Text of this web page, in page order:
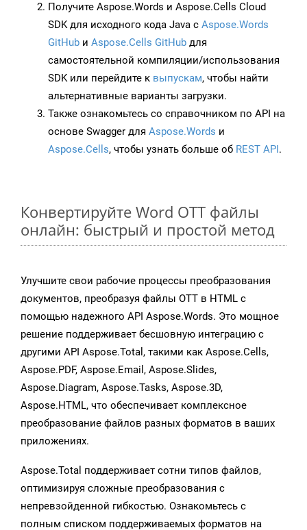
Получите Aspose.Words и Aspose.Cells Cloud
SDK для исходного кода Java с Aspose.Words
GitHub и Aspose.Cells GitHub для
самостоятельной компиляции/использования
SDK или перейдите к выпускам, чтобы найти
альтернативные варианты загрузки.
Также ознакомьтесь со справочником по API на
основе Swagger для Aspose.Words и
Aspose.Cells, чтобы узнать больше об REST API.
Конвертируйте Word OTT файлы
онлайн: быстрый и простой метод
Улучшите свои рабочие процессы преобразования
документов, преобразуя файлы OTT в HTML с
помощью надежного API Aspose.Words. Это мощное
решение поддерживает бесшовную интеграцию с
другими API Aspose.Total, такими как Aspose.Cells,
Aspose.PDF, Aspose.Email, Aspose.Slides,
Aspose.Diagram, Aspose.Tasks, Aspose.3D,
Aspose.HTML, что обеспечивает комплексное
преобразование файлов разных форматов в ваших
приложениях.
Aspose.Total поддерживает сотни типов файлов,
оптимизируя сложные преобразования с
непревзойденной гибкостью. Ознакомьтесь с
полным списком поддерживаемых форматов на